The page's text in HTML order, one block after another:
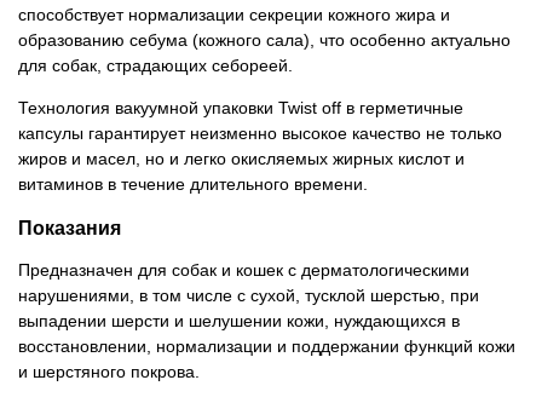
способствует нормализации секреции кожного жира и
образованию себума (кожного сала), что особенно актуально
для собак, страдающих себореей.
Технология вакуумной упаковки Twist off в герметичные
капсулы гарантирует неизменно высокое качество не только
жиров и масел, но и легко окисляемых жирных кислот и
витаминов в течение длительного времени.
Показания
Предназначен для собак и кошек с дерматологическими
нарушениями, в том числе с сухой, тусклой шерстью, при
выпадении шерсти и шелушении кожи, нуждающихся в
восстановлении, нормализации и поддержании функций кожи
и шерстяного покрова.